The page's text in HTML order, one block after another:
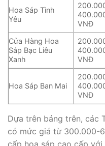
Hoa Sáp Tình
Yêu
VNĐ
Cửa Hàng Hoa
Sáp Bạc Liêu
Xanh
VNĐ
Hoa Sáp Ban Mai
VNĐ
Dựa trên bảng trên, các
có mức giá từ 300.000-
cấp hoa sáp cao cấp